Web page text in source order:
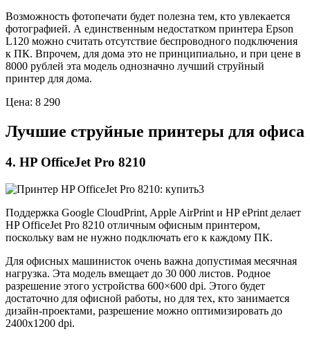
Возможность фотопечати будет полезна тем, кто увлекается
фотографией. А единственным недостатком принтера Epson
L120 можно считать отсутствие беспроводного подключения
к ПК. Впрочем, для дома это не принципиально, и при цене в
8000 рублей эта модель однозначно лучший струйный
принтер для дома.
Цена: 8 290
Лучшие струйные принтеры для офиса
4. HP OfficeJet Pro 8210
Поддержка Google CloudPrint, Apple AirPrint и HP ePrint делает
HP OfficeJet Pro 8210 отличным офисным принтером,
поскольку вам не нужно подключать его к каждому ПК.
Для офисных машинисток очень важна допустимая месячная
нагрузка. Эта модель вмещает до 30 000 листов. Родное
разрешение этого устройства 600×600 dpi. Этого будет
достаточно для офисной работы, но для тех, кто занимается
дизайн-проектами, разрешение можно оптимизировать до
2400х1200 dpi.